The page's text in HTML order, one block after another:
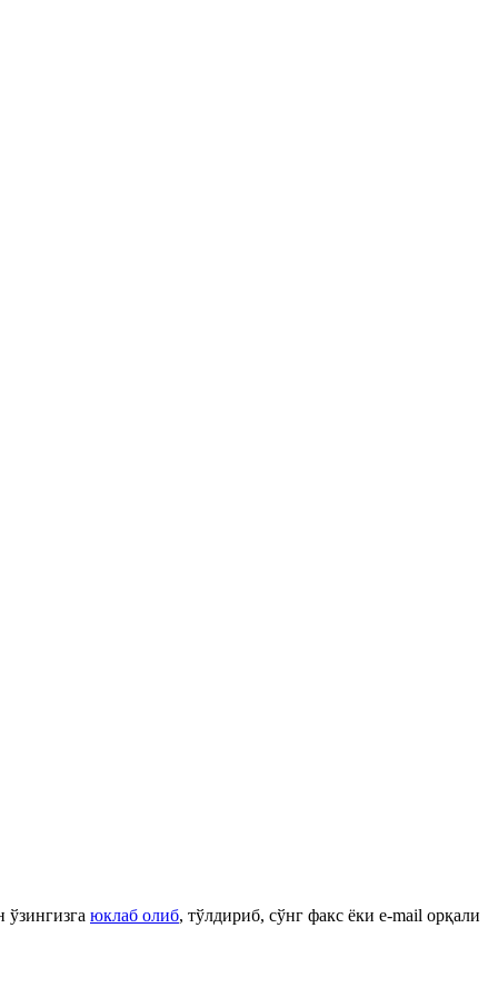
юклаб олиб, тўлдириб, сўнг факс ёки e-mail орқали